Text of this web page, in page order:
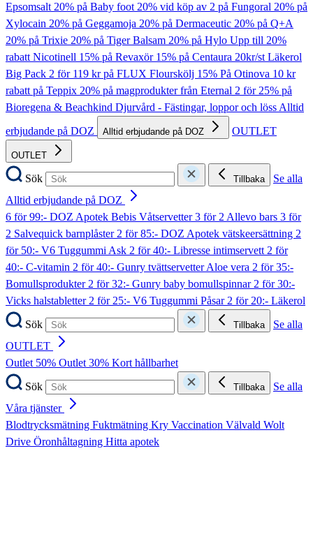
Epsomsalt20% på Baby foot20% vid köp av 2 på Fungoral 20% på
Xylocain 20% på Geggamoja 20% på Dermaceutic 20% på Q+A
20% på Trixie 20% på Tiger Balsam 20% på Hylo Upp till 20%
rabatt Nicotinell 15% på Revaxör 15% på Centaura 20kr/st Läkerol
Big Pack 2 för 119 kr på FLUX Flourskölj 15% På Otinova 10 kr
rabatt på Teppix 20% på magprodukter från Eternal 2 för 25% på
Bioregena & Beachkind Djurvård - Fästingar, loppor och lössAlltid
erbjudande på DOZ
Alltid erbjudande på DOZ OUTLET
OUTLET
Sök Tillbaka
Se alla
Alltid erbjudande på DOZ
6 för 99:- DOZ Apotek Bebis Våtservetter3 för 2 Allevo bars 3 för
2 Salvequick barnplåster2 för 85:- DOZ Apotek vätskeersättning 2
för 50:- V6 Tuggummi Ask 2 för 40:- Libresse intimservett2 för
40:- C-vitamin 2 för 40:- Gunry tvättservetter Aloe vera 2 för 35:-
Bomullsprodukter2 för 32:- Gunry baby bomullspinnar2 för 30:-
Vicks halstabletter2 för 25:- V6 Tuggummi Påsar2 för 20:- Läkerol
Sök
Tillbaka
Se alla
OUTLET
Outlet 50% Outlet 30% Kort hållbarhet
Sök
Tillbaka
Se alla
Våra tjänster
Blodtrycksmätning Fuktmätning Kry Vaccination Välvald Wolt
Drive Öronhåltagning Hitta apotek